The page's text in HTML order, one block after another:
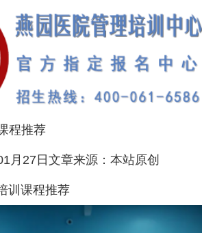
程推荐
月27日文章来源： 本站原创
训课程推荐